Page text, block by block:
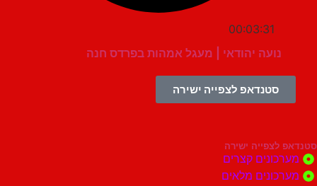
00:03:31
נועה יהודאי | מעגל אמהות בפרדס חנה
סטנדאפ לצפייה ישירה
ישירה
קצרים
מלאים